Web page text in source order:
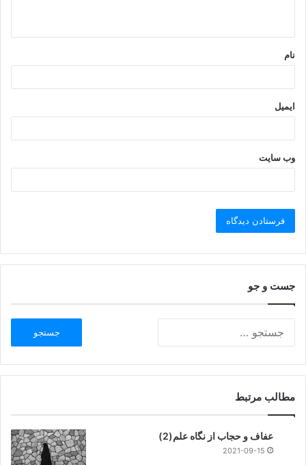
*
نام
ایمیل
وب‌ سایت
جست و جو
مطالب مرتبط
عفاف و حجاب از نگاه علم(2)
2021-09-15